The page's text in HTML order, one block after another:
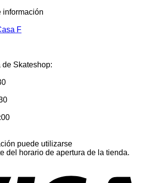
información
F
de Skateshop:
puede utilizarse
del horario de apertura de la tienda.